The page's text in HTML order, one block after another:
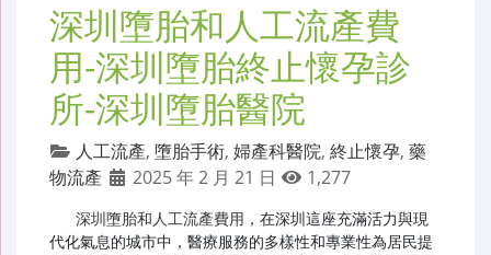
深圳墮胎和人工流產費
用-深圳墮胎終止懷孕診
所-深圳墮胎醫院
人工流產, 墮胎手術, 婦產科醫院, 終止懷孕, 藥
物流產
2025 年 2 月 21 日 1,277
深圳墮胎和人工流產費用 ，在深圳這座充滿活力與現
代化氣息的城市中，醫療服務的多樣性和專業性為居民提